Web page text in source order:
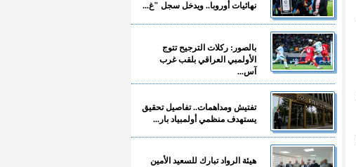
نهائيات أوروبا.. ويدخل سجل "غ...
بالصور: ركلات الترجيح تتوج
الأولمبي العراقي بلقب غرب
آس...
تفتيش ومداهمات.. تفاصيل تحقيق
يستهدف منظمي أولمبياد بار...
هيئة الرواد تبارك للسعيد الأمين